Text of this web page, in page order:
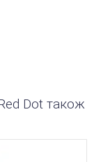
Dot також